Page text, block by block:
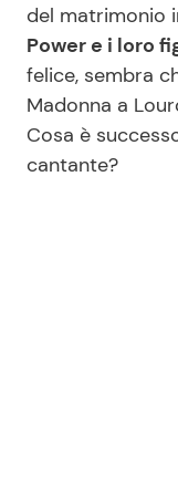
Mondo Mamma
News benessere
Salute
del matrimonio
Power e i loro
felice, sembra
Madonna a
Cosa è
cantante?